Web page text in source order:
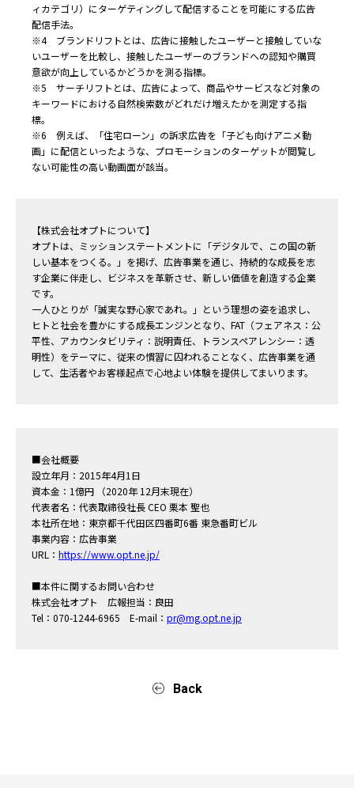
ィカテゴリ）にターゲティングして配信することを可能にする広告
配信手法。
※4 ブランドリフトとは、広告に接触したユーザーと接触していな
いユーザーを比較し、接触したユーザーのブランドへの認知や購買
意欲が向上しているかどうかを測る指標。
※5 サーチリフトとは、広告によって、商品やサービスなど対象の
キーワードにおける自然検索数がどれだけ増えたかを測定する指
標。
※6 例えば、「住宅ローン」の訴求広告を「子ども向けアニメ動
画」に配信といったような、プロモーションのターゲットが閲覧し
ない可能性の高い動画面が該当。
【株式会社オプトについて】
オプトは、ミッションステートメントに「デジタルで、この国の新
しい基本をつくる。」を掲げ、広告事業を通じ、持続的な成長を志
す企業に伴走し、ビジネスを革新させ、新しい価値を創造する企業
です。
一人ひとりが「誠実な野心家であれ。」という理想の姿を追求し、
ヒトと社会を豊かにする成長エンジンとなり、FAT（フェアネス：公
平性、アカウンタビリティ：説明責任、トランスペアレンシー：透
明性）をテーマに、従来の慣習に囚われることなく、広告事業を通
して、生活者やお客様起点で心地よい体験を提供してまいります。
■会社概要
設立年月：2015年4月1日
資本金：1億円 （2020年 12月末現在）
代表者名：代表取締役社長 CEO 栗本 聖也
本社所在地：東京都千代田区四番町6番 東急番町ビル
事業内容：広告事業
URL： https://www.opt.ne.jp/
■本件に関するお問い合わせ
株式会社オプト 広報担当：良田
Tel：070-1244-6965 E-mail： pr@mg.opt.ne.jp
Back